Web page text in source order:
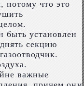
потому что это
быть установлен
секцию
важные